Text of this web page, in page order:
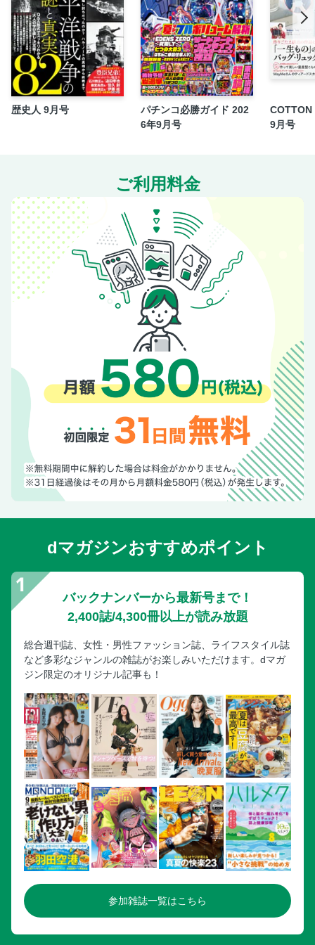
L麻雀物語
スマスロようこそ実力至上主義の教室へ
Lうしおととら白面決戦
スマスロアイドルマスターミリオンライブ！ネクストプロロ
ーグ
スマスロマギアレコード 魔法少女まどか☆マギカ外伝
Lゴジラ 等
歴史人 9月号
パチンコ必勝ガイド 202
6年9月号
COTTON
9月号
ご利用料金
dマガジンおすすめポイント
バックナンバーから最新号まで！
2,400誌/4,300冊以上が読み放題
総合週刊誌、女性・男性ファッション誌、ライフスタイル誌
など多彩なジャンルの雑誌がお楽しみいただけます。dマガ
ジン限定のオリジナル記事も！
参加雑誌一覧はこちら